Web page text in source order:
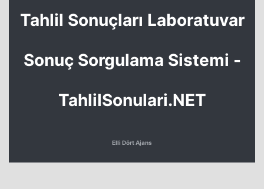
Tahlil Sonuçları Laboratuvar
Sonuç Sorgulama Sistemi -
TahlilSonulari.NET
Elli Dört Ajans